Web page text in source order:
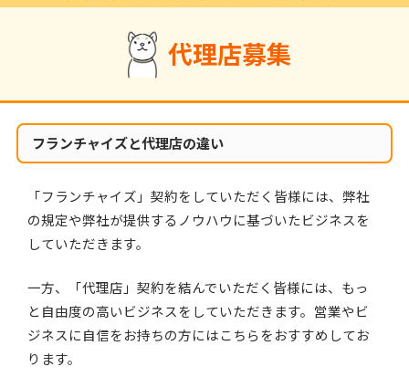
代理店募集
フランチャイズと代理店の違い
「フランチャイズ」契約をしていただく皆様には、弊社
の規定や弊社が提供するノウハウに基づいたビジネスを
していただきます。
一方、「代理店」契約を結んでいただく皆様には、もっ
と自由度の高いビジネスをしていただきます。営業やビ
ジネスに自信をお持ちの方にはこちらをおすすめしてお
ります。